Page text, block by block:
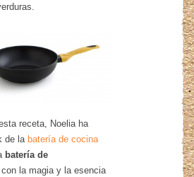
receta, Noelia ha
de la batería de cocina
batería de
la magia y la esencia